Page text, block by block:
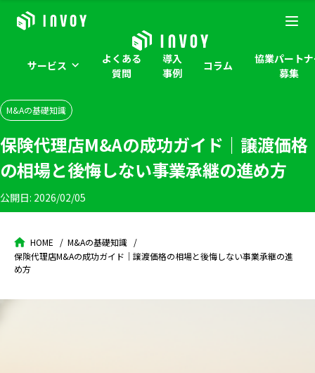
サービス
よくある
質問
導入
事例
コラム
協業パート
募集
M&Aの基礎知識
保険代理店M&Aの成功ガイド｜譲渡価格
の相場と後悔しない事業承継の進め方
公開日: 2026/02/05
HOME
M&Aの基礎知識
保険代理店M&Aの成功ガイド｜譲渡価格の相場と後悔しない事業承継の進
め方